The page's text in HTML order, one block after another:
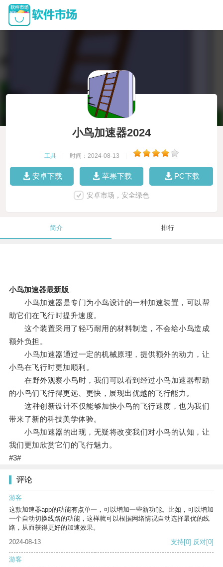
小鸟加速器2024
工具 时间：2024-08-13
安卓下载 苹果下载 PC下载
安卓市场，安全绿色
简介 排行
小鸟加速器最新版
小鸟加速器是专门为小鸟设计的一种加速装置，可以帮
助它们在飞行时提升速度。
这个装置采用了轻巧耐用的材料制造，不会给小鸟造成
额外负担。
小鸟加速器通过一定的机械原理，提供额外的动力，让
小鸟在飞行时更加顺利。
在野外观察小鸟时，我们可以看到经过小鸟加速器帮助
的小鸟们飞行得更远、更快，展现出优越的飞行能力。
这种创新设计不仅能够加快小鸟的飞行速度，也为我们
带来了新的科技美学体验。
小鸟加速器的出现，无疑将改变我们对小鸟的认知，让
我们更加欣赏它们的飞行魅力。
#3#
评论
游客
这款加速器app的功能有点单一，可以增加一些新功能。比如，可以增加
一个自动切换线路的功能，这样就可以根据网络情况自动选择最优的线
路，从而获得更好的加速效果。
2024-08-13
支持[0] 反对[0]
游客